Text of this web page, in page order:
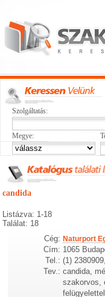
Szolgáltatás:
Megye:
candida
Listázva: 1-18
Találat: 18
Cég: Naturport
Cím: 1065
Tel.: (1)
Tev.: candida,
szakorvos,